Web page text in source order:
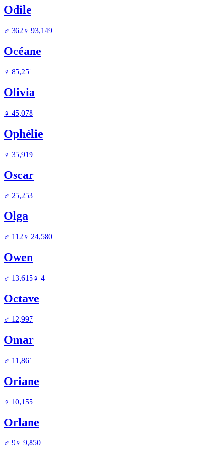
Odile
♂ 362 ♀ 93,149
Océane
♀ 85,251
Olivia
♀ 45,078
Ophélie
♀ 35,919
Oscar
♂ 25,253
Olga
♂ 112 ♀ 24,580
Owen
♂ 13,615♀ 4
Octave
♂ 12,997
Omar
♂ 11,861
Oriane
♀ 10,155
Orlane
♂ 9♀ 9,850